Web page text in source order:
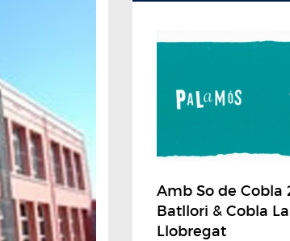
Amb So de Cobla
Batllori & Cobla
Llobregat